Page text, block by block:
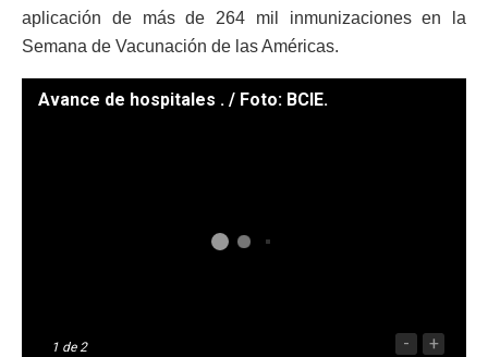
aplicación de más de 264 mil inmunizaciones en la
Semana de Vacunación de las Américas.
Avance de hospitales . / Foto: BCIE.
1 de 2 - +